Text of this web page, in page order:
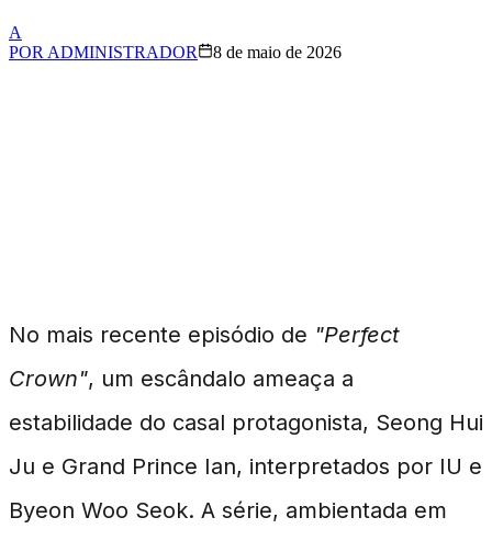
A
POR ADMINISTRADOR 8 de maio de 2026
No mais recente episódio de "Perfect
Crown", um escândalo ameaça a
estabilidade do casal protagonista, Seong Hui
Ju e Grand Prince Ian, interpretados por IU e
Byeon Woo Seok. A série, ambientada em